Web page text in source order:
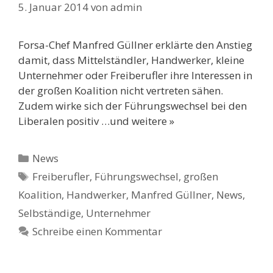
5. Januar 2014von admin
Forsa-Chef Manfred Güllner erklärte den Anstieg
damit, dass Mittelständler, Handwerker, kleine
Unternehmer oder Freiberufler ihre Interessen in
der großen Koalition nicht vertreten sähen.
Zudem wirke sich der Führungswechsel bei den
Liberalen positiv …und weitere »
Kategorien
News
Schlagwörter
Freiberufler, Führungswechsel, großen
Koalition, Handwerker, Manfred Güllner, News,
Selbständige, Unternehmer
Schreibe einen Kommentar